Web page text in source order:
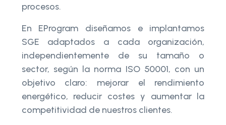
procesos.
En EProgram diseñamos e implantamos
SGE adaptados a cada organización,
independientemente de su tamaño o
sector, según la norma ISO 50001, con un
objetivo claro: mejorar el rendimiento
energético, reducir costes y aumentar la
competitividad de nuestros clientes.